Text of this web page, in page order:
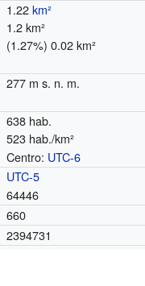
1.22km²
1.2 km²
(1.27%) 0.02 km²
277 m s. n. m.
638 hab.
523 hab./km²
Centro: UTC-6
UTC-5
64446
660
2394731